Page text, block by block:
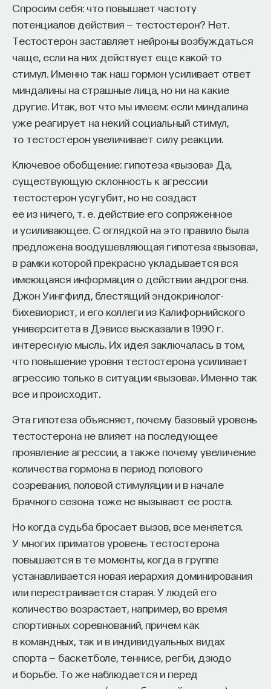
Спросим себя: что повышает частоту
потенциалов действия — тестостерон? Нет.
Тестостерон заставляет нейроны возбуждаться
чаще, если на них действует еще какой-то
стимул. Именно так наш гормон усиливает ответ
миндалины на страшные лица, но ни на какие
другие. Итак, вот что мы имеем: если миндалина
уже реагирует на некий социальный стимул,
то тестостерон увеличивает силу реакции.
Ключевое обобщение: гипотеза «вызова» Да,
существующую склонность к агрессии
тестостерон усугубит, но не создаст
ее из ничего, т. е. действие его сопряженное
и усиливающее. С оглядкой на это правило была
предложена воодушевляющая гипотеза «вызова»,
в рамки которой прекрасно укладывается вся
имеющаяся информация о действии андрогена.
Джон Уингфилд, блестящий эндокринолог-
бихевиорист, и его коллеги из Калифорнийского
университета в Дэвисе высказали в 1990 г.
интересную мысль. Их идея заключалась в том,
что повышение уровня тестостерона усиливает
агрессию только в ситуации «вызова». Именно так
все и происходит.
Эта гипотеза объясняет, почему базовый уровень
тестостерона не влияет на последующее
проявление агрессии, а также почему увеличение
количества гормона в период полового
созревания, половой стимуляции и в начале
брачного сезона тоже не вызывает ее роста.
Но когда судьба бросает вызов, все меняется.
У многих приматов уровень тестостерона
повышается в те моменты, когда в группе
устанавливается новая иерархия доминирования
или перестраивается старая. У людей его
количество возрастает, например, во время
спортивных соревнований, причем как
в командных, так и в индивидуальных видах
спорта — баскетболе, теннисе, регби, дзюдо
и борьбе. То же наблюдается и перед